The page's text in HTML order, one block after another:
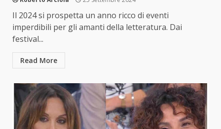
Il 2024 si prospetta un anno ricco di eventi
imperdibili per gli amanti della letteratura. Dai
festival...
Read More